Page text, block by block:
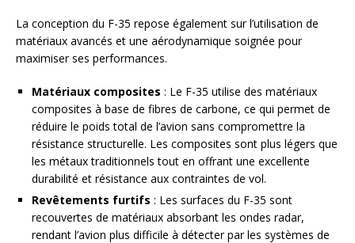
La conception du F-35 repose également sur l’utilisation de
matériaux avancés et une aérodynamique soignée pour
maximiser ses performances.
Matériaux composites : Le F-35 utilise des matériaux
composites à base de fibres de carbone, ce qui permet de
réduire le poids total de l’avion sans compromettre la
résistance structurelle. Les composites sont plus légers que
les métaux traditionnels tout en offrant une excellente
durabilité et résistance aux contraintes de vol.
Revêtements furtifs : Les surfaces du F-35 sont
recouvertes de matériaux absorbant les ondes radar,
rendant l’avion plus difficile à détecter par les systèmes de